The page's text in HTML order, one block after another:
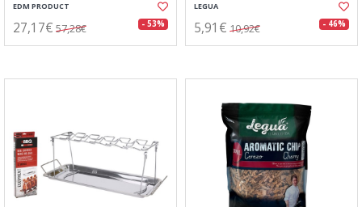
EDM PRODUCT
27,17€ 57,28€ - 53%
LEGUA
5,91€ 10,92€ - 46%